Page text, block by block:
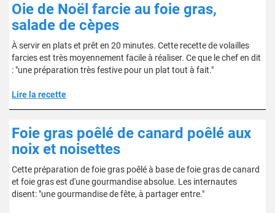
Oie de Noël farcie au foie gras,
salade de cèpes
À servir en plats et prêt en 20 minutes. Cette recette de volailles
farcies est très moyennement facile à réaliser. Ce que le chef en dit
: "une préparation très festive pour un plat tout à fait."
Lire la recette
Foie gras poêlé de canard poêlé aux
noix et noisettes
Cette préparation de foie gras poêlé à base de foie gras de canard
et foie gras est d'une gourmandise absolue. Les internautes
disent: "une gourmandise de fête, à partager entre."